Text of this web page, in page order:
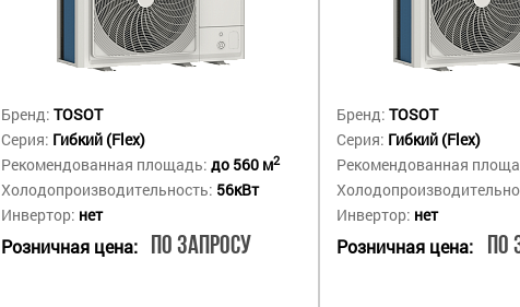
Бренд: TOSOT
Серия: Гибкий (Flex)
Рекомендованная площадь: до 560 м2
Холодопроизводительность: 56кВт
Инвертор: нет
Розничная цена: По запросу
Бренд: TOSOT
Серия: Гибкий (Flex)
Рекомендованная
Инвертор: нет
Розничная цена: По